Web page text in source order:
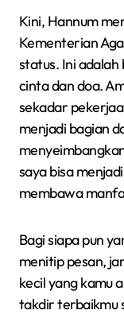
Kini, Hannum
Kementerian
status. Ini
cinta dan doa.
sekadar
menjadi bagian
saya bisa
membawa
Bagi siapa pun
menitip pesan,
kecil yang kamu
takdir terbaikmu